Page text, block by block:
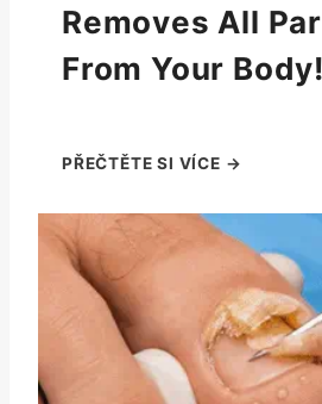
Removes All
From Your Body!